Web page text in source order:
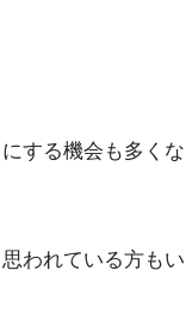
する機会も多くな
われている方もい